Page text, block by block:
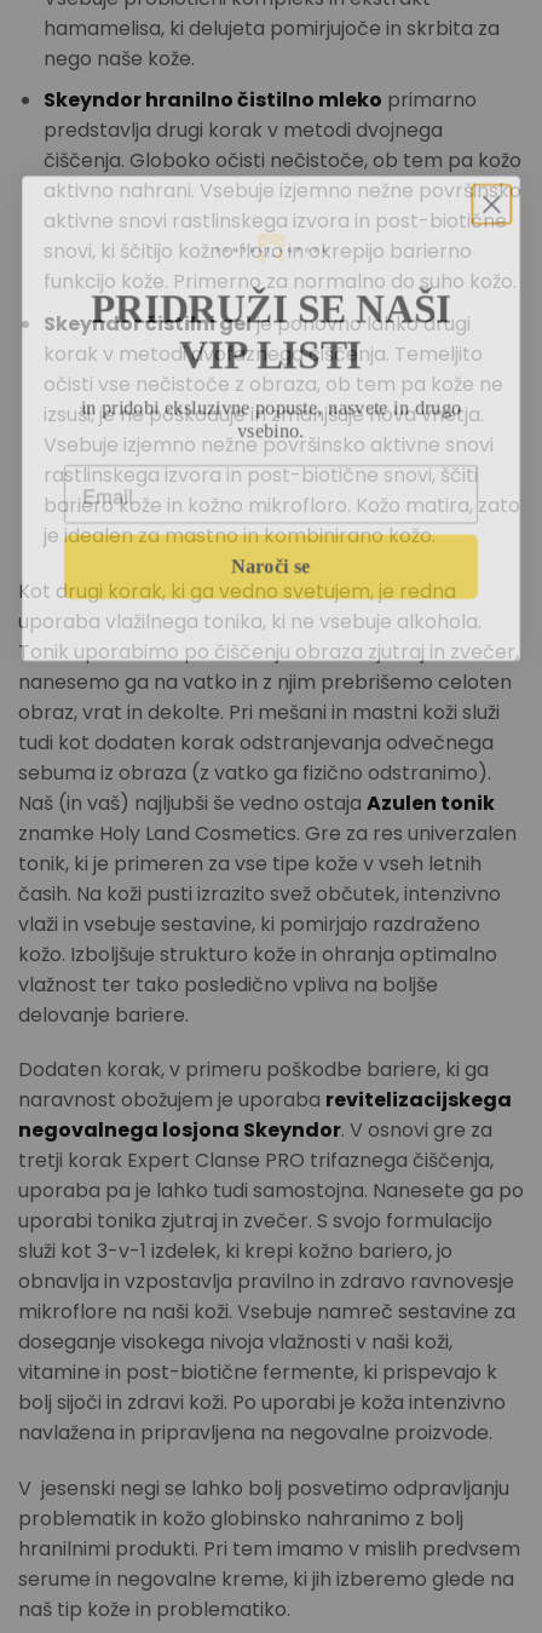
hamamelisa, ki delujeta pomirjujoče in skrbita za
nego naše kože.
Skeyndor hranilno čistilno mleko primarno
predstavlja drugi korak v metodi dvojnega
čiščenja. Globoko očisti nečistoče, ob tem pa kožo
aktivno nahrani. Vsebuje izjemno nežne površinsko
aktivne snovi rastlinskega izvora in post-biotične
snovi, ki ščitijo kožno floro in okrepijo barierno
funkcijo kože. Primerno za normalno do suho kožo.
Skeyndor čistilni gelje ponovno lahko drugi
korak v metodi dvofaznega čiščenja. Temeljito
očisti vse nečistoče z obraza, ob tem pa kože ne
izsuši, je ne poškoduje in zmanjšuje nova vnetja.
Vsebuje izjemno nežne površinsko aktivne snovi
rastlinskega izvora in post-biotične snovi, ščiti
bariero kože in kožno mikrofloro. Kožo matira, zato
je idealen za mastno in kombinirano kožo.
Kot drugi korak, ki ga vedno svetujem, je redna
uporaba vlažilnega tonika, ki ne vsebuje alkohola.
Tonik uporabimo po čiščenju obraza zjutraj in zvečer,
nanesemo ga na vatko in z njim prebrišemo celoten
obraz, vrat in dekolte. Pri mešani in mastni koži služi
tudi kot dodaten korak odstranjevanja odvečnega
sebuma iz obraza (z vatko ga fizično odstranimo).
Naš (in vaš) najljubši še vedno ostaja Azulen tonik
znamke Holy Land Cosmetics. Gre za res univerzalen
tonik, ki je primeren za vse tipe kože v vseh letnih
časih. Na koži pusti izrazito svež občutek, intenzivno
vlaži in vsebuje sestavine, ki pomirjajo razdraženo
kožo. Izboljšuje strukturo kože in ohranja optimalno
vlažnost ter tako posledično vpliva na boljše
delovanje bariere.
Dodaten korak, v primeru poškodbe bariere, ki ga
naravnost obožujem je uporaba revitelizacijskega
negovalnega losjona Skeyndor. V osnovi gre za
tretji korak Expert Clanse PRO trifaznega čiščenja,
uporaba pa je lahko tudi samostojna. Nanesete ga po
uporabi tonika zjutraj in zvečer. S svojo formulacijo
služi kot 3-v-1 izdelek, ki krepi kožno bariero, jo
obnavlja in vzpostavlja pravilno in zdravo ravnovesje
mikroflore na naši koži. Vsebuje namreč sestavine za
doseganje visokega nivoja vlažnosti v naši koži,
vitamine in post-biotične fermente, ki prispevajo k
bolj sijoči in zdravi koži. Po uporabi je koža intenzivno
navlažena in pripravljena na negovalne proizvode.
V jesenski negi se lahko bolj posvetimo odpravljanju
problematik in kožo globinsko nahranimo z bolj
hranilnimi produkti. Pri tem imamo v mislih predvsem
serume in negovalne kreme, ki jih izberemo glede na
naš tip kože in problematiko.
PRIDRUŽI SE NAŠI
VIP LISTI
in pridobi eksluzivne popuste, nasvete in drugo
vsebino.
Naroči se